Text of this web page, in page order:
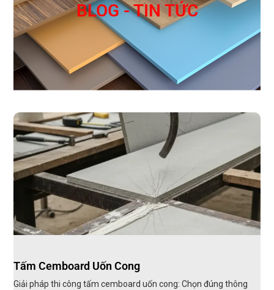
BLOG - TIN TỨC
Tấm Cemboard Uốn Cong
Giải pháp thi công tấm cemboard uốn cong: Chọn đúng thông